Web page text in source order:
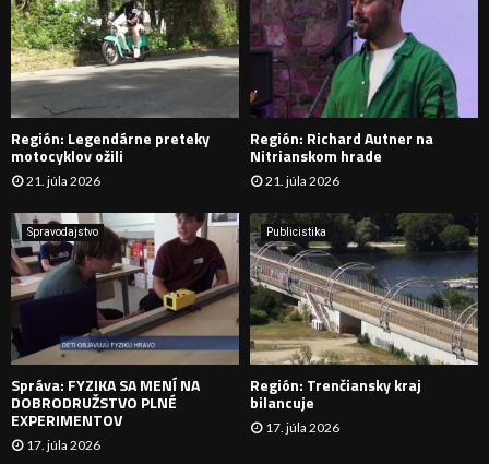
:
D
A
N
I
E
Región: Legendárne preteky
motocyklov ožili
21. júla 2026
Región: Richard Autner na
Nitrianskom hrade
21. júla 2026
Spravodajstvo
Správa: FYZIKA SA MENÍ NA
DOBRODRUŽSTVO PLNÉ
EXPERIMENTOV
17. júla 2026
Publicistika
Región: Trenčiansky kraj
bilancuje
17. júla 2026